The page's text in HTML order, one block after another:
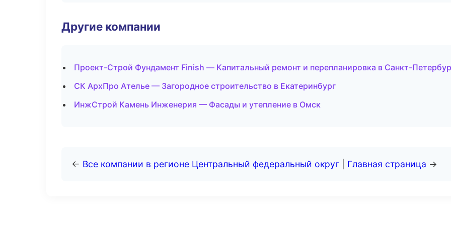
Другие компании
Проект-Строй Фундамент Finish — Капитальный ремонт и перепланировка в Санкт-
СК АрхПро Ателье — Загородное строительство в Екатеринбург
ИнжСтрой Камень Инженерия — Фасады и утепление в Омск
← Все компании в регионе Центральный федеральный округ Главная страница →